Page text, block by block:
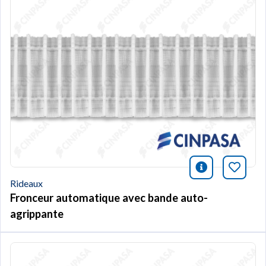
icono
Rideaux
Fronceur automatique avec bande auto-
agrippante